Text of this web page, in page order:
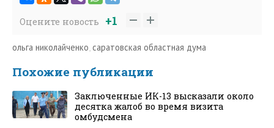
Оцените новость +1
ольга николайченко, саратовская областная дума
Похожие публикации
Заключенные ИК-13 высказали около
десятка жалоб во время визита
омбудсмена